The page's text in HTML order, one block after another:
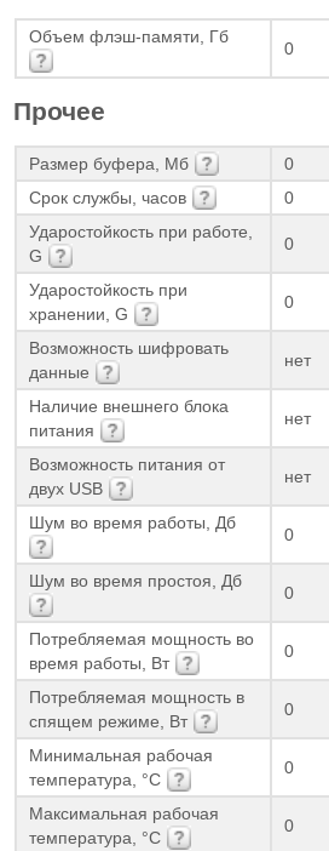
Объем флэш-памяти, Гб
0
Прочее
Размер буфера, Мб
0
Срок службы, часов
0
Ударостойкость при работе,
G
0
Ударостойкость при
хранении, G
0
Возможность шифровать
данные
нет
Наличие внешнего блока
питания
нет
Возможность питания от
двух USB
нет
Шум во время работы, Дб
0
Шум во время простоя, Дб
0
Потребляемая мощность во
время работы, Вт
0
Потребляемая мощность в
спящем режиме, Вт
0
Минимальная рабочая
температура, °С
0
Максимальная рабочая
температура, °С
0